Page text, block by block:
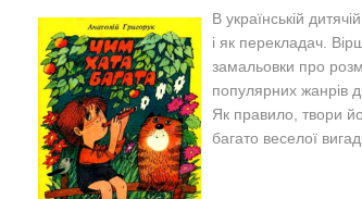
В українській
і як перекладач.
замальовки про
популярних жанрів
Як правило, твори
багато веселої